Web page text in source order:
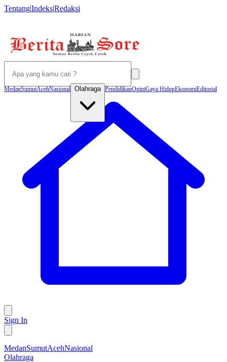
Tentang|Indeks|Redaksi
MedanSumutAcehNasional Olahraga PendidikanOpiniGaya HidupEkonomiEditorial
Sign In
MedanSumutAcehNasional
Olahraga